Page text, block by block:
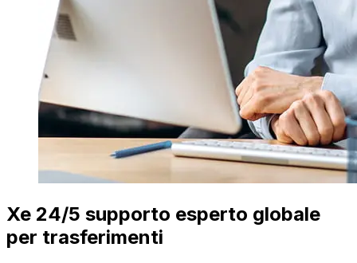
Xe 24/5 supporto esperto globale
per trasferimenti